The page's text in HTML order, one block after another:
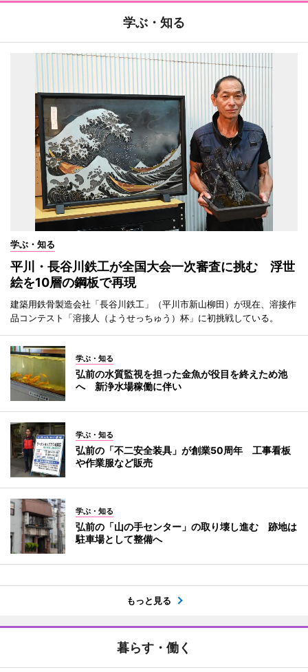
学ぶ・知る
学ぶ・知る
平川・長谷川鉄工が全国大会一次審査に挑む 浮世
絵を10層の鋼板で再現
建築用鉄骨製造会社「長谷川鉄工」（平川市新山柳田）が現在、溶接作
品コンテスト「溶接人（ようせっちゅう）杯」に初挑戦している。
学ぶ・知る
弘前の水質監視を担った金魚が役目を終えため池
へ 新浄水場稼働に伴い
学ぶ・知る
弘前の「不二安全装具」が創業50周年 工事看板
や作業服など販売
学ぶ・知る
弘前の「山の手センター」の取り壊し進む 跡地は
駐車場として整備へ
もっと見る
暮らす・働く